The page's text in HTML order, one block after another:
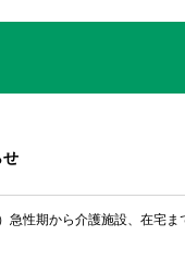
性期から介護施設、在宅